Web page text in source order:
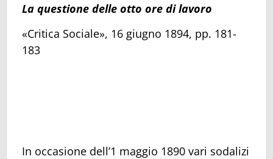
La questione delle otto ore di lavoro
«Critica Sociale», 16 giugno 1894, pp. 181-
183
In occasione dell’1 maggio 1890 vari sodalizi